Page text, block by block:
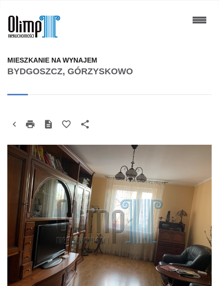
BYDGOSZCZ, GÓRZYSKOWO
MIESZKANIE NA WYNAJEM